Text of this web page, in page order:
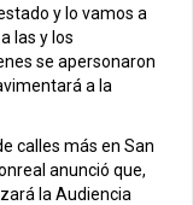
y lo vamos a
las y los
se apersonaron
a la
calles más en San
anunció que,
la Audiencia